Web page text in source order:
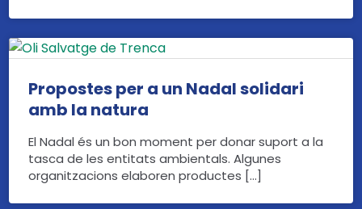
Propostes per a un Nadal solidari
amb la natura
El Nadal és un bon moment per donar suport a la
tasca de les entitats ambientals. Algunes
organitzacions elaboren productes […]